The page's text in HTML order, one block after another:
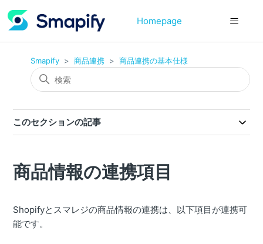
Homepage
Smapify 商品連携 商品連携の基本仕様
このセクションの記事
商品情報の連携項目
Shopifyとスマレジの商品情報の連携は、以下項目が連携可
能です。